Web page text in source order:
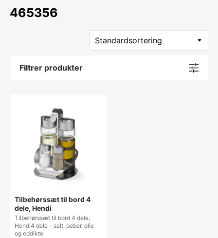
465356
Filtrer produkter
Tilbehørssæt til bord 4
dele, Hendi
Tilbehørssæt til bord 4 dele,
Hendi4 dele - salt, peber, olie
og eddikte